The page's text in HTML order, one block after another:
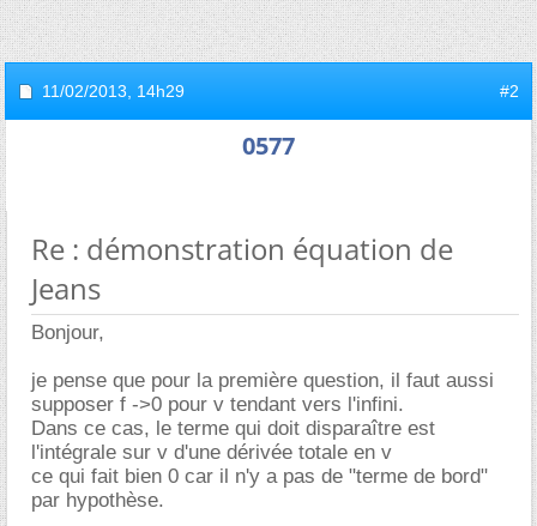
11/02/2013, 14h29 #2
0577
Re : démonstration équation de
Jeans
Bonjour,
je pense que pour la première question, il faut aussi
supposer f ->0 pour v tendant vers l'infini.
Dans ce cas, le terme qui doit disparaître est
l'intégrale sur v d'une dérivée totale en v
ce qui fait bien 0 car il n'y a pas de "terme de bord"
par hypothèse.